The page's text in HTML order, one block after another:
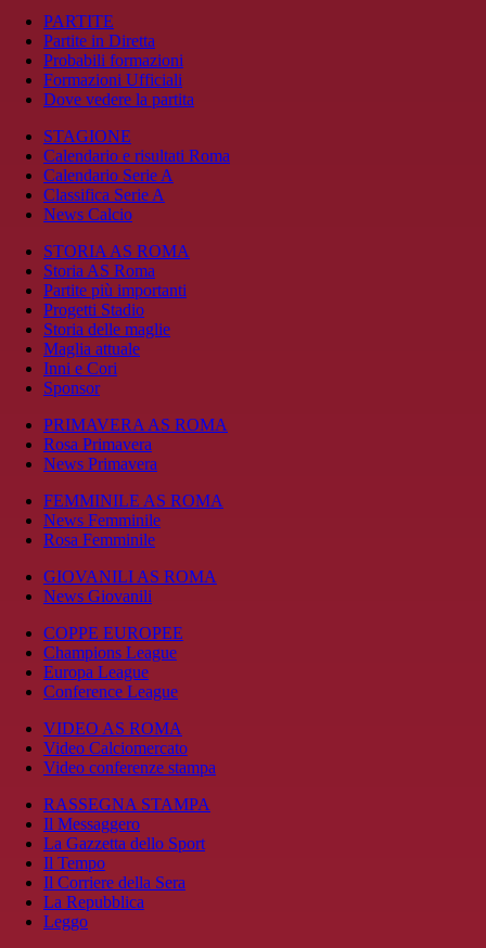
PARTITE
Partite in Diretta
Probabili formazioni
Formazioni Ufficiali
Dove vedere la partita
STAGIONE
Calendario e risultati Roma
Calendario Serie A
Classifica Serie A
News Calcio
STORIA AS ROMA
Storia AS Roma
Partite più importanti
Progetti Stadio
Storia delle maglie
Maglia attuale
Inni e Cori
Sponsor
PRIMAVERA AS ROMA
Rosa Primavera
News Primavera
FEMMINILE AS ROMA
News Femminile
Rosa Femminile
GIOVANILI AS ROMA
News Giovanili
COPPE EUROPEE
Champions League
Europa League
Conference League
VIDEO AS ROMA
Video Calciomercato
Video conferenze stampa
RASSEGNA STAMPA
Il Messaggero
La Gazzetta dello Sport
Il Tempo
Il Corriere della Sera
La Repubblica
Leggo